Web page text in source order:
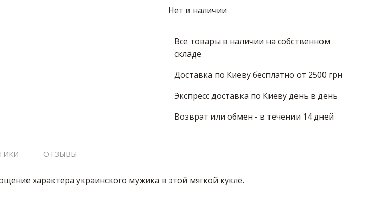
Нет в наличии
Все товары в наличии на собственном
складе
Доставка по Киеву бесплатно от 2500 грн
Экспресс доставка по Киеву день в день
Возврат или обмен - в течении 14 дней
ОТЗЫВЫ
характера украинского мужика в этой мягкой кукле.